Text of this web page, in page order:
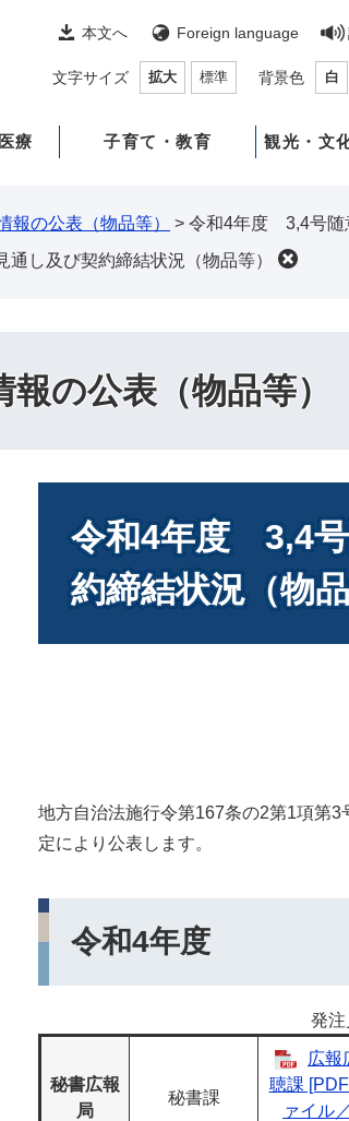
本文へ Foreign language
文字サイズ 拡大 標準 背景色 白
療 子育て・教育 観光・文
報の公表（物品等） > 令和4年度 3,4号随
し及び契約締結状況（物品等）
の公表（物品等）
令和4年度 3,4号
約締結状況（物品
地方自治法施行令第167条の2第1項第
定により公表します。
令和4年度
発
秘書広報
局
秘書課
広報
聴課
ァイル／